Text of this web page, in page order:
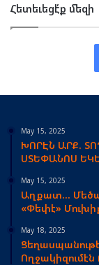
Հետեւեցէ՛ք մեզի
May 15, 2025
ԽՈՐԷՆ ԱՐՔ.
ՍՏԵՓԱՆՈՍ
May 15, 2025
Աղքատ…
«Փեփէ»
May 18, 2025
Ողջակիզումէն